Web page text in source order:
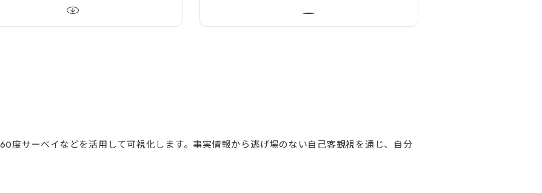
度サーベイなどを活用して可視化します。事実情報から逃げ場のない自己客観視を通じ、自分